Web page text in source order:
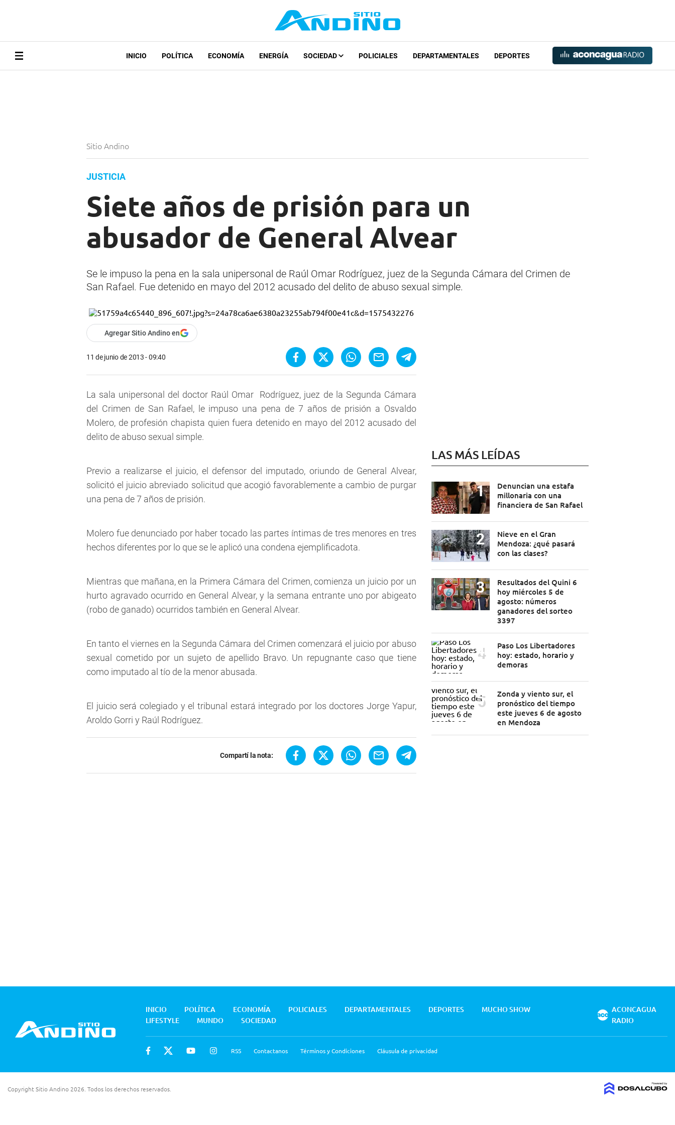
INICIO POLÍTICA ECONOMÍA ENERGÍA SOCIEDAD POLICIALES DEPARTAMENTALES DEPORTES
Sitio Andino
JUSTICIA
Siete años de prisión para un
abusador de General Alvear
Se le impuso la pena en la sala unipersonal de Raúl Omar Rodríguez, juez de la Segunda Cámara del Crimen de
San Rafael. Fue detenido en mayo del 2012 acusado del delito de abuso sexual simple.
Agregar Sitio Andino en
11 de junio de 2013 - 09:40
La sala unipersonal del doctor Raúl Omar Rodríguez, juez de la Segunda Cámara
del Crimen de San Rafael, le impuso una pena de 7 años de prisión a Osvaldo
Molero, de profesión chapista quien fuera detenido en mayo del 2012 acusado del
delito de abuso sexual simple.
Previo a realizarse el juicio, el defensor del imputado, oriundo de General Alvear,
solicitó el juicio abreviado solicitud que acogió favorablemente a cambio de purgar
una pena de 7 años de prisión.
Molero fue denunciado por haber tocado las partes íntimas de tres menores en tres
hechos diferentes por lo que se le aplicó una condena ejemplificadota.
Mientras que mañana, en la Primera Cámara del Crimen, comienza un juicio por un
hurto agravado ocurrido en General Alvear, y la semana entrante uno por abigeato
(robo de ganado) ocurridos también en General Alvear.
En tanto el viernes en la Segunda Cámara del Crimen comenzará el juicio por abuso
sexual cometido por un sujeto de apellido Bravo. Un repugnante caso que tiene
como imputado al tío de la menor abusada.
El juicio será colegiado y el tribunal estará integrado por los doctores Jorge Yapur,
Aroldo Gorri y Raúl Rodríguez.
Compartí la nota:
LAS MÁS LEÍDAS
Denuncian una estafa
millonaria con una
financiera de San Rafael
Nieve en el Gran
Mendoza: ¿qué pasará
con las clases?
Resultados del Quini 6
hoy miércoles 5 de
agosto: números
ganadores del sorteo
3397
Paso Los Libertadores
hoy: estado, horario y
demoras
Zonda y viento sur, el
pronóstico del tiempo
este jueves 6 de agosto
en Mendoza
INICIO POLÍTICA ECONOMÍA POLICIALES DEPARTAMENTALES DEPORTES
MUCHO SHOW
LIFESTYLE
MUNDO SOCIEDAD
RSS Contactanos Términos y Condiciones Cláusula de privacidad
ACONCAGUA
RADIO
Copyright Sitio Andino 2026. Todos los derechos reservados.